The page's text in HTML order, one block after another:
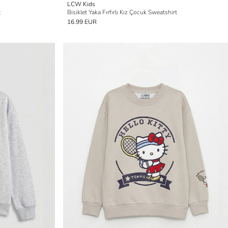
LCW Kids
Bisiklet Yaka Fırfırlı Kız Çocuk Sweatshirt
16.99 EUR